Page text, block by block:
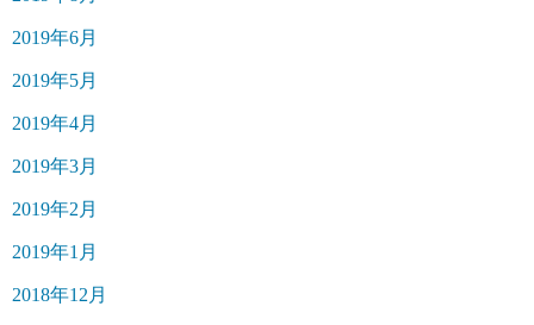
2019年6月
2019年5月
2019年4月
2019年3月
2019年2月
2019年1月
2018年12月